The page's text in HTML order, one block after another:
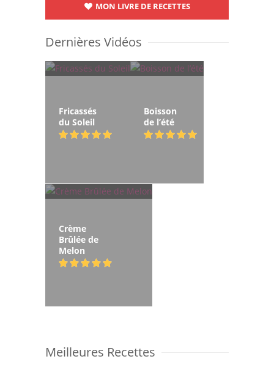
MON LIVRE DE RECETTES
Dernières Vidéos
Fricassés
du Soleil
Boisson
de l’été
Crème
Brûlée de
Melon
Meilleures Recettes